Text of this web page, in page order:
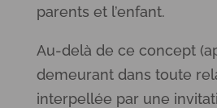
parents et l’enfant.
Au-delà de ce concept
demeurant dans toute
interpellée par une